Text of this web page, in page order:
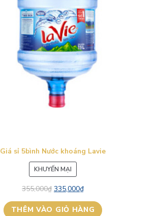
Giá sỉ 5bình Nước khoáng Lavie
KHUYẾN MẠI
PHẨM
ĐANG
GIẢM
GIÁ
355,000₫ 335,000₫
THÊM VÀO GIỎ HÀNG